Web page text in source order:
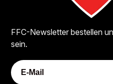
FFC-Newsletter bestellen
sein.